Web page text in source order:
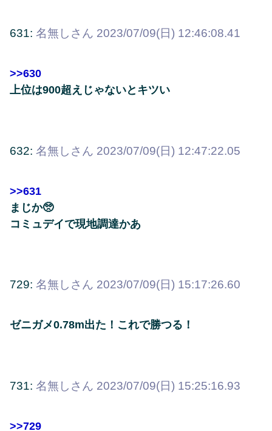
631: 名無しさん 2023/07/09(日) 12:46:08.41
>>630
上位は900超えじゃないとキツい
632: 名無しさん 2023/07/09(日) 12:47:22.05
>>631
まじか🥺
コミュデイで現地調達かあ
729: 名無しさん 2023/07/09(日) 15:17:26.60
ゼニガメ0.78m出た！これで勝つる！
731: 名無しさん 2023/07/09(日) 15:25:16.93
>>729